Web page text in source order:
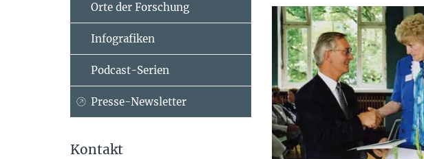
Orte der Forschung
Infografiken
Podcast-Serien
Presse-Newsletter
Kontakt